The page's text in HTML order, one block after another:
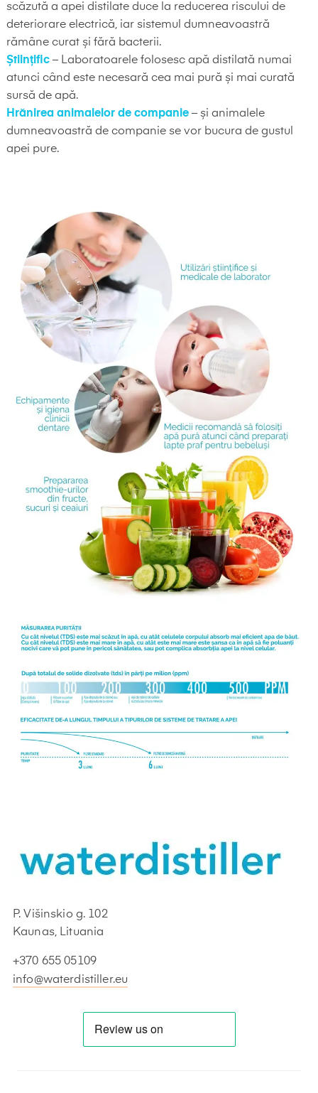
scăzută a apei distilate duce la reducerea riscului de
deteriorare electrică, iar sistemul dumneavoastră
rămâne curat și fără bacterii.
Științific – Laboratoarele folosesc apă distilată numai
atunci când este necesară cea mai pură și mai curată
sursă de apă.
Hrănirea animalelor de companie – și animalele
dumneavoastră de companie se vor bucura de gustul
apei pure.
P. Višinskio g. 102
Kaunas, Lituania
+370 655 05109
info@waterdistiller.eu